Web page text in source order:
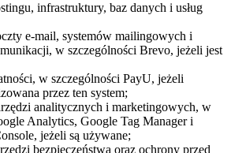
infrastruktury, baz danych i usług
e-mail, systemów mailingowych i
w szczególności Brevo, jeżeli jest
w szczególności PayU, jeżeli
przez ten system;
analitycznych i marketingowych, w
Analytics, Google Tag Manager i
jeżeli są używane;
bezpieczeństwa oraz ochrony przed